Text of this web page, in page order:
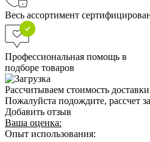
Весь ассортимент
Профессиональная помощь в
подборе товаров
Рассчитываем стоимость доставки
Пожалуйста подождите, рассчет
Добавить отзыв
Ваша оценка:
Опыт использования: